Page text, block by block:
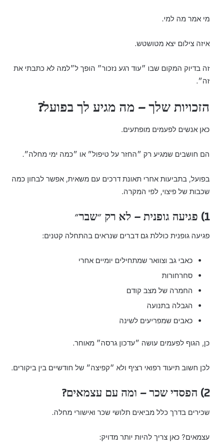
מי אמר מה למי.
איזה צילום יצא מטושטש.
זה בדיוק המקום שבו ״עוד רגע נזכור״ הופך ל״למה לא כתבתי את
זה״.
הזכויות שלך – מה מגיע לך בפועל?
כאן אנשים לפעמים מופתעים.
הם חושבים שמגיע רק ״החזר על טיפול״ או ״כמה ימי מחלה״.
בפועל, בתביעות אחרי תאונת דרכים עם משאית, אפשר לבחון כמה
שכבות של פיצוי, לפי המקרה.
1) פגיעה גופנית – לא רק ״שבר״
פגיעה גופנית כוללת גם דברים שנראים בהתחלה קטנים:
כאבי גב וצוואר שמתחילים יומיים אחרי
סחרחורות
החמרה של מצב קודם
הגבלה בתנועה
כאבים שמפריעים לשינה
כן, הגוף לפעמים עושה ״עדכון גרסה״ מאוחר.
לכן חשוב תיעוד רפואי רציף ולא ״קפיצה״ של חודשיים בין ביקורים.
2) הפסדי שכר – ומה עם עצמאים?
שכירים בדרך כלל מביאים תלושי שכר ואישורי מחלה.
עצמאים? כאן צריך להיות יותר מדויק: